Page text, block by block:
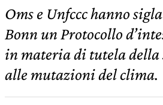
Oms e Unfccc hanno
Bonn un Protocollo
in materia di tutela della
alle mutazioni del clima.